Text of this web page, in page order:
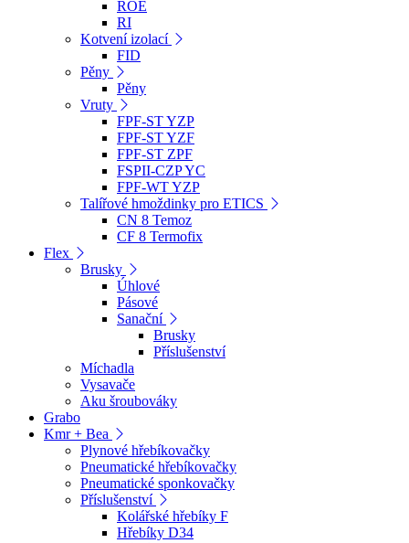
ROE
RI
Kotvení izolací
FID
Pěny
Pěny
Vruty
FPF-ST YZP
FPF-ST YZF
FPF-ST ZPF
FSPII-CZP YC
FPF-WT YZP
Talířové hmoždinky pro ETICS
CN 8 Temoz
CF 8 Termofix
Flex
Brusky
Úhlové
Pásové
Sanační
Brusky
Příslušenství
Míchadla
Vysavače
Aku šroubováky
Grabo
Kmr + Bea
Plynové hřebíkovačky
Pneumatické hřebíkovačky
Pneumatické sponkovačky
Příslušenství
Kolářské hřebíky F
Hřebíky D34